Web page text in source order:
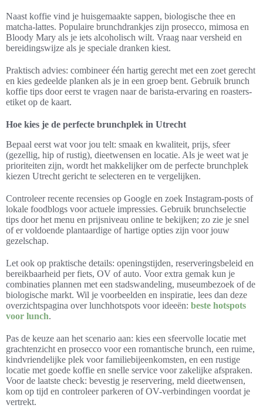
Naast koffie vind je huisgemaakte sappen, biologische thee en
matcha-lattes. Populaire brunchdrankjes zijn prosecco, mimosa en
Bloody Mary als je iets alcoholisch wilt. Vraag naar versheid en
bereidingswijze als je speciale dranken kiest.
Praktisch advies: combineer één hartig gerecht met een zoet gerecht
en kies gedeelde planken als je in een groep bent. Gebruik brunch
koffie tips door eerst te vragen naar de barista-ervaring en roasters-
etiket op de kaart.
Hoe kies je de perfecte brunchplek in Utrecht
Bepaal eerst wat voor jou telt: smaak en kwaliteit, prijs, sfeer
(gezellig, hip of rustig), dieetwensen en locatie. Als je weet wat je
prioriteiten zijn, wordt het makkelijker om de perfecte brunchplek
kiezen Utrecht gericht te selecteren en te vergelijken.
Controleer recente recensies op Google en zoek Instagram-posts of
lokale foodblogs voor actuele impressies. Gebruik brunchselectie
tips door het menu en prijsniveau online te bekijken; zo zie je snel
of er voldoende plantaardige of hartige opties zijn voor jouw
gezelschap.
Let ook op praktische details: openingstijden, reserveringsbeleid en
bereikbaarheid per fiets, OV of auto. Voor extra gemak kun je
combinaties plannen met een stadswandeling, museumbezoek of de
biologische markt. Wil je voorbeelden en inspiratie, lees dan deze
overzichtspagina over lunchhotspots voor ideeën: beste hotspots
voor lunch.
Pas de keuze aan het scenario aan: kies een sfeervolle locatie met
grachtenzicht en prosecco voor een romantische brunch, een ruime,
kindvriendelijke plek voor familiebijeenkomsten, en een rustige
locatie met goede koffie en snelle service voor zakelijke afspraken.
Voor de laatste check: bevestig je reservering, meld dieetwensen,
kom op tijd en controleer parkeren of OV-verbindingen voordat je
vertrekt.